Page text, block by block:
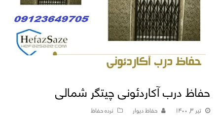
حفاظ درب آکاردئونی چیتگر شمالی
تیر ۳, ۱۴۰۰ حفاظ دیوار نرده حفاظ